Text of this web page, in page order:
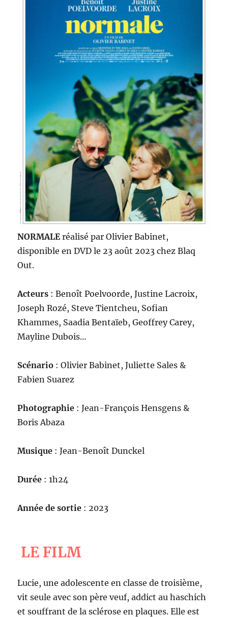
NORMALEréalisé par Olivier Babinet,
disponible en DVD le 23 août 2023 chez Blaq
Out.
Acteurs : Benoît Poelvoorde, Justine Lacroix,
Joseph Rozé, Steve Tientcheu, Sofian
Khammes, Saadia Bentaïeb, Geoffrey Carey,
Mayline Dubois…
Scénario : Olivier Babinet, Juliette Sales &
Fabien Suarez
Photographie : Jean-François Hensgens &
Boris Abaza
Musique : Jean-Benoît Dunckel
Durée : 1h24
Année de sortie : 2023
LE FILM
Lucie, une adolescente en classe de troisième,
vit seule avec son père veuf, addict au haschich
et souffrant de la sclérose en plaques. Elle est